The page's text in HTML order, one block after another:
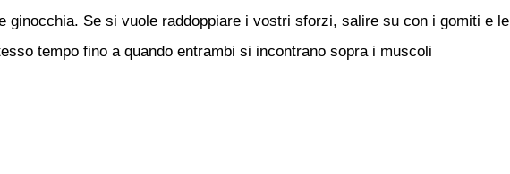
ginocchia. Se si vuole raddoppiare i vostri sforzi, salire su con i gomiti e le
tempo fino a quando entrambi si incontrano sopra i muscoli